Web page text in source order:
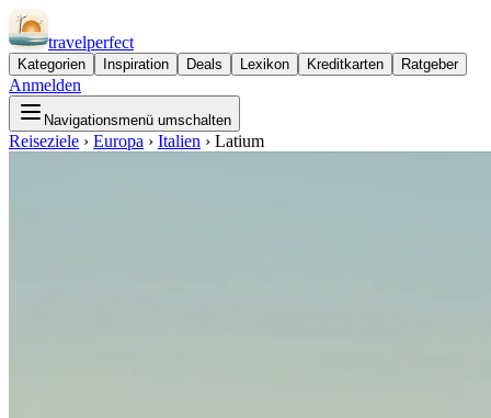
travelperfect
Kategorien Inspiration Deals Lexikon Kreditkarten Ratgeber
Anmelden
Navigationsmenü umschalten
Reiseziele › Europa › Italien › Latium